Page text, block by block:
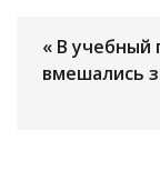
« В учебный
вмешались